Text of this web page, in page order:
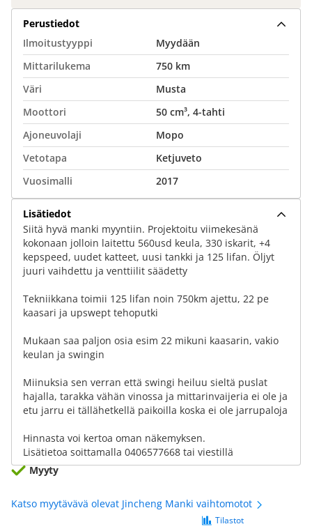
Perustiedot
Ilmoitustyyppi
Myydään
Mittarilukema
750 km
Väri
Musta
Moottori
50 cm³, 4-tahti
Ajoneuvolaji
Mopo
Vetotapa
Ketjuveto
Vuosimalli
2017
Lisätiedot
Siitä hyvä manki myyntiin. Projektoitu viimekesänä
kokonaan jolloin laitettu 560usd keula, 330 iskarit, +4
kepspeed, uudet katteet, uusi tankki ja 125 lifan. Öljyt
juuri vaihdettu ja venttiilit säädetty
Tekniikkana toimii 125 lifan noin 750km ajettu, 22 pe
kaasari ja upswept tehoputki
Mukaan saa paljon osia esim 22 mikuni kaasarin, vakio
keulan ja swingin
Miinuksia sen verran että swingi heiluu sieltä puslat
hajalla, tarakka vähän vinossa ja mittarinvaijeria ei ole ja
etu jarru ei tällähetkellä paikoilla koska ei ole jarrupaloja
Hinnasta voi kertoa oman näkemyksen.
Lisätietoa soittamalla 0406577668 tai viestillä
Myyty
Katso myytävävä olevat Jincheng Manki vaihtomotot
Tilastot